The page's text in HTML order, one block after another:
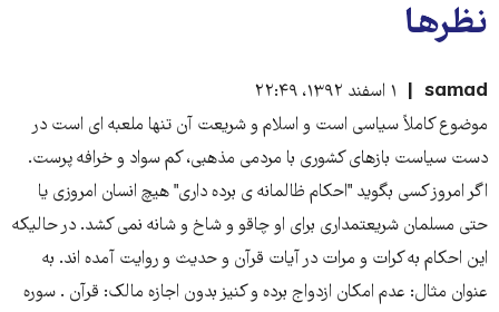
نظرها
samad
۱ اسفند ۱۳۹۲، ۲۲:۴۹
موضوع کاملاً سیاسی است و اسلام و شریعت آن تنها ملعبه ای است در
دست سیاست بازهای کشوری با مردمی مذهبی، کم سواد و خرافه پرست.
اگر امروز کسی بگوید "احکام ظالمانه ی برده داری" هیچ انسان امروزی یا
حتی مسلمان شریعتمداری برای او چاقو و شاخ و شانه نمی کشد. در حالیکه
این احکام به کرات و مرات در آیات قرآن و حدیث و روایت آمده اند. به
عنوان مثال: عدم امکان ازدواج برده و کنیز بدون اجازه مالک: قرآن . سوره